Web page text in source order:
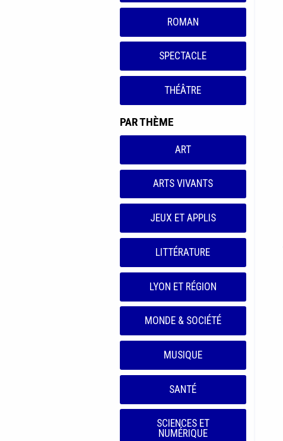
ROMAN
SPECTACLE
THÉÂTRE
PAR THÈME
ART
ARTS VIVANTS
JEUX ET APPLIS
LITTÉRATURE
LYON ET RÉGION
MONDE & SOCIÉTÉ
MUSIQUE
SANTÉ
SCIENCES ET
NUMÉRIQUE